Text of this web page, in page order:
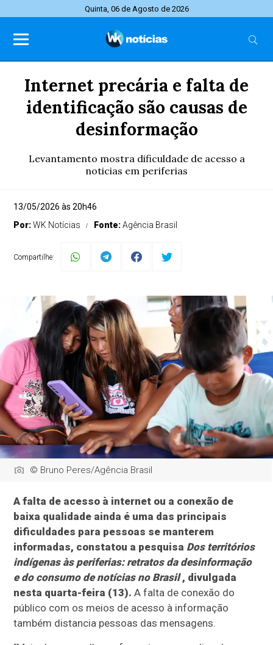
Quinta, 06 de Agosto de 2026
Internet precária e falta de
identificação são causas de
desinformação
Levantamento mostra dificuldade de acesso a
noticias em periferias
13/05/2026 às 20h46
Por:WK Notícias Fonte:Agência Brasil
Compartilhe:
© Bruno Peres/Agência Brasil
A falta de acesso à internet ou a conexão de
baixa qualidade ainda é uma das principais
dificuldades para pessoas se manterem
informadas, constatou a pesquisa Dos territórios
indígenas às periferias: retratos da desinformação
e do consumo de notícias no Brasil, divulgada
nesta quarta-feira (13). A falta de conexão do
público com os meios de acesso à informação
também distancia pessoas das mensagens.